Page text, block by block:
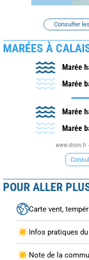
Consulter
MARÉES À
Marée
Marée
Marée
Marée
www.shom.fr
POUR ALLER
Carte vent,
Infos pratiques
Note de la